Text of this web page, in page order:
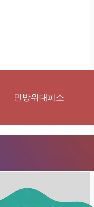
민방위대피소